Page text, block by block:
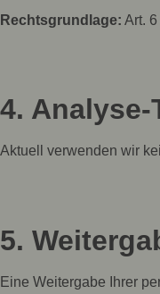
Rechtsgrundlage: Art.
4.
Aktuell verwenden wir
5.
Eine Weitergabe Ihrer